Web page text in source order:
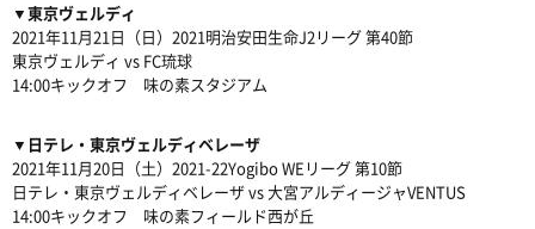
▼東京ヴェルディ
2021年11月21日（日）2021明治安田生命J2リーグ 第40節
東京ヴェルディ vs FC琉球
14:00キックオフ 味の素スタジアム
▼日テレ・東京ヴェルディベレーザ
2021年11月20日（土）2021-22Yogibo WEリーグ 第10節
日テレ・東京ヴェルディベレーザ vs 大宮アルディージャVENTUS
14:00キックオフ 味の素フィールド西が丘